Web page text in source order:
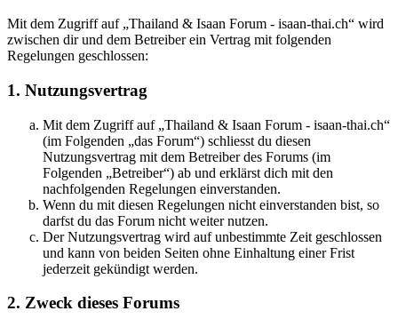
Mit dem Zugriff auf „Thailand & Isaan Forum - isaan-thai.ch“ wird
zwischen dir und dem Betreiber ein Vertrag mit folgenden
Regelungen geschlossen:
1. Nutzungsvertrag
Mit dem Zugriff auf „Thailand & Isaan Forum - isaan-thai.ch“
(im Folgenden „das Forum“) schliesst du diesen
Nutzungsvertrag mit dem Betreiber des Forums (im
Folgenden „Betreiber“) ab und erklärst dich mit den
nachfolgenden Regelungen einverstanden.
Wenn du mit diesen Regelungen nicht einverstanden bist, so
darfst du das Forum nicht weiter nutzen.
Der Nutzungsvertrag wird auf unbestimmte Zeit geschlossen
und kann von beiden Seiten ohne Einhaltung einer Frist
jederzeit gekündigt werden.
2. Zweck dieses Forums